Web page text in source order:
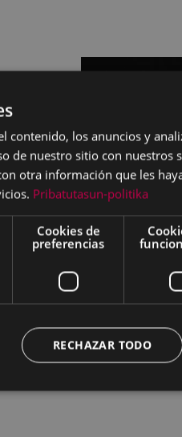
contenido, los anuncios y
de nuestro sitio con nuestros
otra información que les
Pribatutasun-politika
Cookies de
preferencias
RECHAZAR TODO